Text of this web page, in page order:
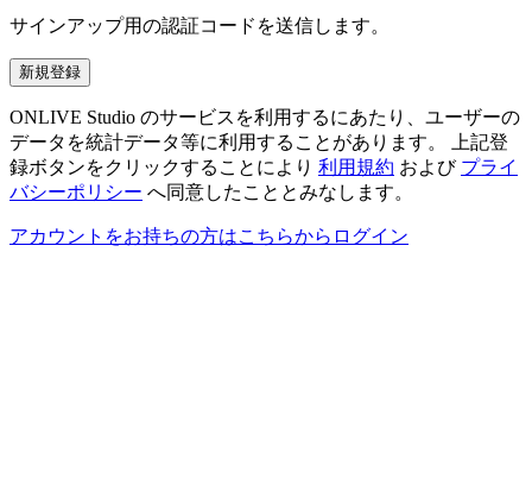
サインアップ用の認証コードを送信します。
新規登録
ONLIVE Studio のサービスを利用するにあたり、ユーザーの
データを統計データ等に利用することがあります。 上記登
録ボタンをクリックすることにより 利用規約 および プライ
バシーポリシー へ同意したこととみなします。
アカウントをお持ちの方はこちらからログイン